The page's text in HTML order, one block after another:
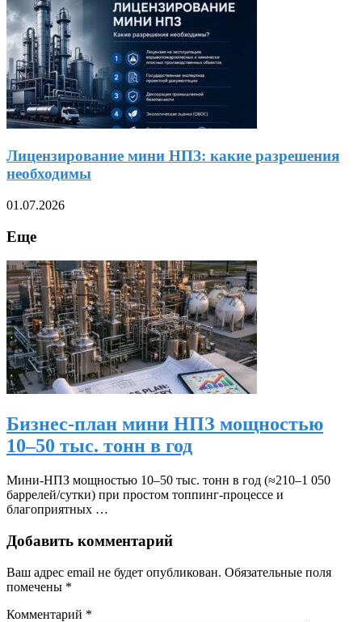
Лицензирование мини НПЗ: какие разрешения
необходимы
01.07.2026
Еще
Бизнес-план мини НПЗ мощностью
10–50 тыс. тонн в год
Мини‑НПЗ мощностью 10–50 тыс. тонн в год (≈210–1 050
баррелей/сутки) при простом топпинг‑процессе и
благоприятных …
Добавить комментарий
Ваш адрес email не будет опубликован. Обязательные поля
помечены *
Комментарий *